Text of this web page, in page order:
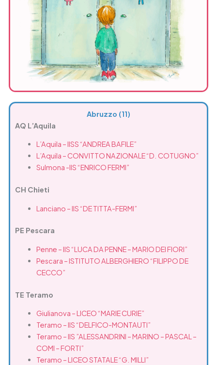
Abruzzo (11)
AQ L’Aquila
L’Aquila – IISS “ANDREA BAFILE”
L’Aquila – CONVITTO NAZIONALE “D. COTUGNO”
Sulmona -IIS “ENRICO FERMI”
CH Chieti
Lanciano – IIS “DE TITTA-FERMI”
PE Pescara
Penne – IIS “LUCA DA PENNE – MARIO DEI FIORI”
Pescara – ISTITUTO ALBERGHIERO “FILIPPO DE
CECCO”
TE Teramo
Giulianova – LICEO “MARIE CURIE”
Teramo – IIS “DELFICO-MONTAUTI”
Teramo – IIS ”ALESSANDRINI – MARINO – PASCAL –
COMI – FORTI”
Teramo – LICEO STATALE “G. MILLI”